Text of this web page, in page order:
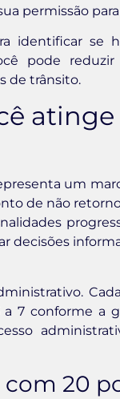
permissão
identificar se
pode
de trânsito.
um
de não
decisões
7 conforme a
20